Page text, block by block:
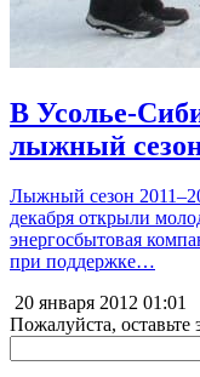
В Усолье-
лыжный
Лыжный сезон
декабря открыли
энергосбытовая
при поддержке…
20 января 2012 01:01
Пожалуйста, оставьте